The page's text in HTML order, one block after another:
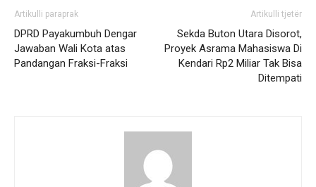
Artikulli paraprak
DPRD Payakumbuh Dengar
Jawaban Wali Kota atas
Pandangan Fraksi-Fraksi
Artikulli tjetër
Sekda Buton Utara Disorot,
Proyek Asrama Mahasiswa Di
Kendari Rp2 Miliar Tak Bisa
Ditempati